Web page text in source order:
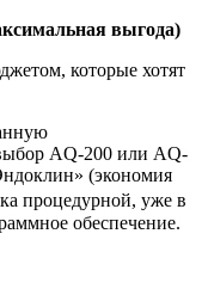
выгода)
которые хотят
AQ-200 или AQ-
(экономия
процедурной, уже в
обеспечение.